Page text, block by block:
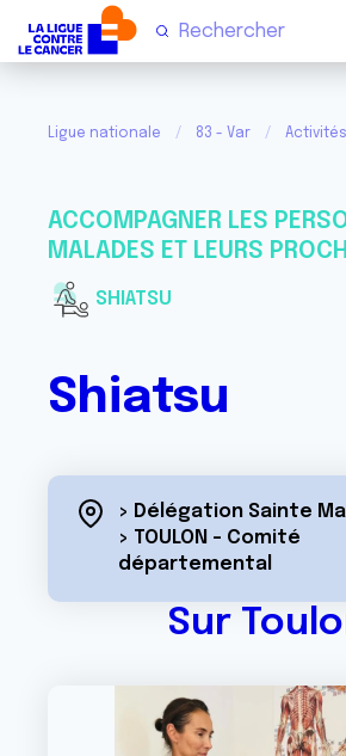
Ligue nationale 83 - Var
ACCOMPAGNER LES
MALADES ET LEURS
SHIATSU
Shiatsu
> Délégation Sainte
> TOULON - Comité
départemental
Sur